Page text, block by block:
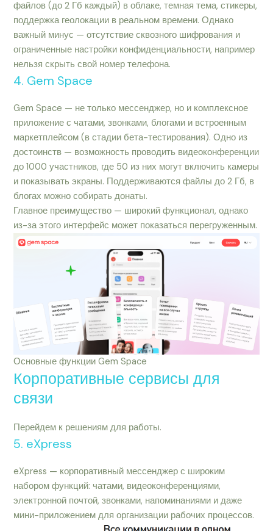
файлов (до 2 Гб каждый) в облаке, темная тема, стикеры,
поддержка геолокации в реальном времени. Однако
важный минус — отсутствие сквозного шифрования и
ограниченные настройки конфиденциальности, например
нельзя скрыть свой номер телефона.
4. Gem Space
Gem Space — не только мессенджер, но и комплексное
приложение с чатами, звонками, блогами и встроенным
маркетплейсом (в стадии бета-тестирования). Одно из
достоинств — возможность проводить видеоконференции
до 1000 участников, где 50 из них могут включить камеры
и показывать экраны. Поддерживаются файлы до 2 Гб, в
блогах можно собирать донаты.
Главное преимущество — широкий функционал, однако
из-за этого интерфейс может показаться перегруженным.
Основные функции Gem Space
Корпоративные сервисы для
связи
Перейдем к решениям для работы.
5. eXpress
eXpress — корпоративный мессенджер с широким
набором функций: чатами, видеоконференциями,
электронной почтой, звонками, напоминаниями и даже
мини-приложением для организации рабочих процессов.